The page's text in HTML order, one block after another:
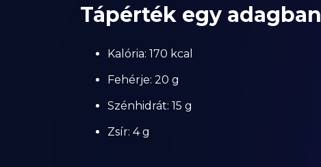
Tápérték egy adagban
Kalória: 170 kcal
Fehérje: 20 g
Szénhidrát: 15 g
Zsír: 4 g